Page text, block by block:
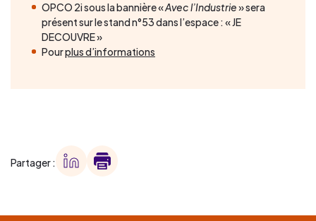
OPCO 2i sous la bannière «Avec l’Industrie» sera
présent sur le stand n°53 dans l’espace : « JE
DECOUVRE »
Pourplus d’informations
Partager :